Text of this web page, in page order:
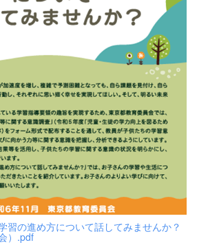
習の進め方について話してみませんか？
）.pdf